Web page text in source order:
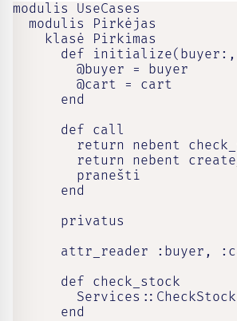
modulis UseCases
  modulis Pirkėjas
    klasė Pirkimas
def
        @buyer = buyer
        @cart = cart
      end
      def call
return nebent
return nebent
        pranešti
      end
      privatus
attr_reader :buyer,
      def check_stock
      end